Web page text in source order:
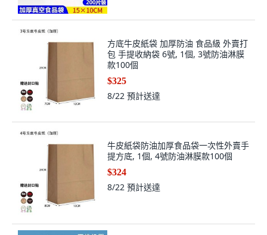
方底牛皮紙袋 加厚防油 食品級 外賣打
包 手提收納袋 6號, 1個, 3號防油淋膜
款100個
$325
8/22 預計送達
牛皮紙袋防油加厚食品袋一次性外賣手
提方底, 1個, 4號防油淋膜款100個
$324
8/22 預計送達